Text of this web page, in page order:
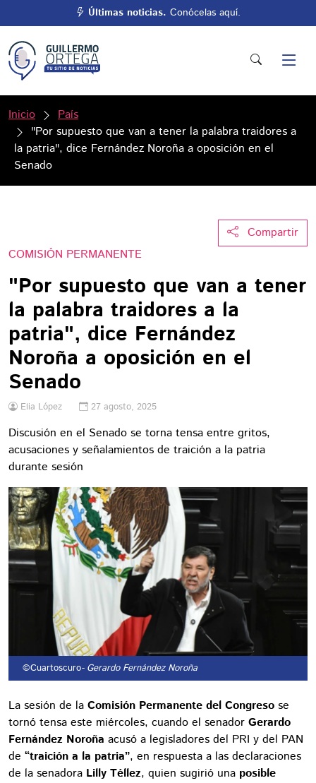
Últimas noticias. Conócelas aquí.
Inicio
País
"Por supuesto que van a tener la palabra traidores a
la patria", dice Fernández Noroña a oposición en el
Senado
Compartir
COMISIÓN PERMANENTE
"Por supuesto que van a tener
la palabra traidores a la
patria", dice Fernández
Noroña a oposición en el
Senado
Elia López 27 agosto, 2025
Discusión en el Senado se torna tensa entre gritos,
acusaciones y señalamientos de traición a la patria
durante sesión
©Cuartoscuro- Gerardo Fernández Noroña
La sesión de la Comisión Permanente del Congreso se
tornó tensa este miércoles, cuando el senador Gerardo
Fernández Noroña acusó a legisladores del PRI y del PAN
de “traición a la patria”, en respuesta a las declaraciones
de la senadora Lilly Téllez, quien sugirió una posible